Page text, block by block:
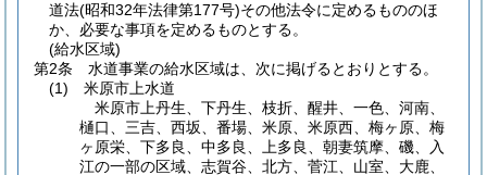
道法(昭和32年法律第177号)その他法令に定めるもののほ
か、必要な事項を定めるものとする。
(給水区域)
第2条
水道事業の給水区域は、次に掲げるとおりとする。
(1)
米原市上水道
米原市上丹生、下丹生、枝折、醒井、一色、河南、
樋口、三吉、西坂、番場、米原、米原西、梅ヶ原、梅
ヶ原栄、下多良、中多良、上多良、朝妻筑摩、磯、入
江の一部の区域、志賀谷、北方、菅江、山室、大鹿、